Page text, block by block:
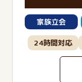
家族立会
24時間対応